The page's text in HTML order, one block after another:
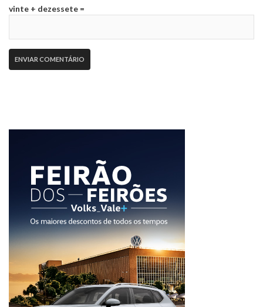
vinte + dezessete =